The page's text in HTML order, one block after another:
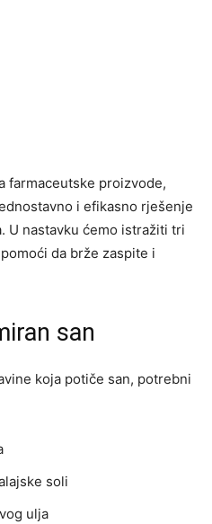
farmaceutske proizvode,
i efikasno rješenje
U nastavku ćemo istražiti tri
da brže zaspite i
san
koja potiče san, potrebni
soli
ulja